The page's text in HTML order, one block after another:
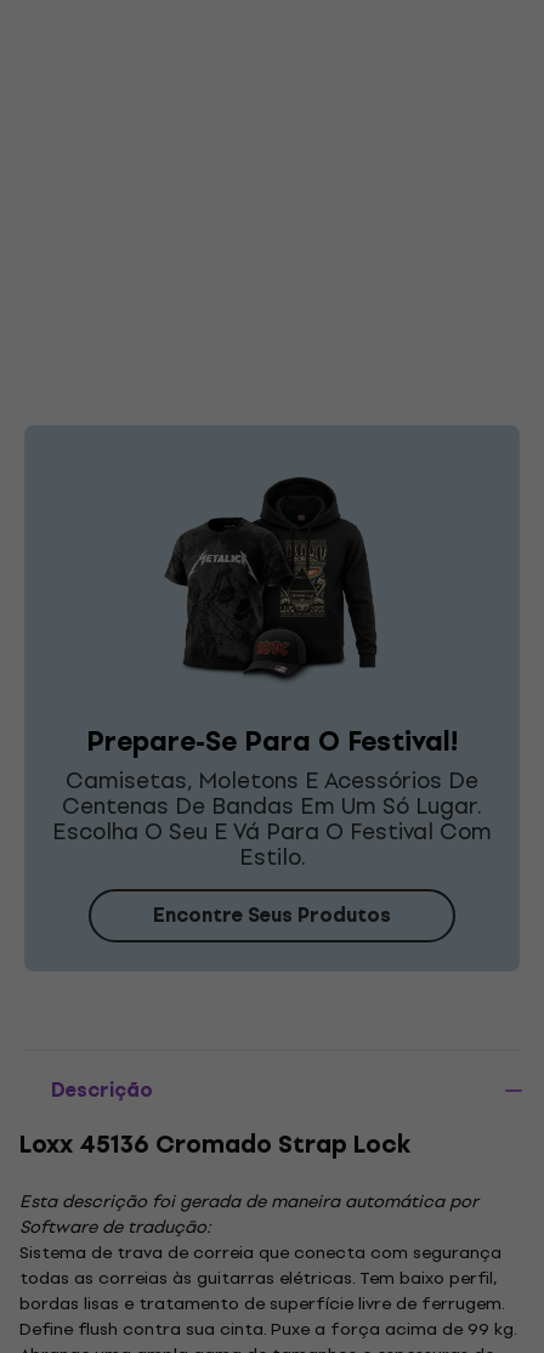
Prepare-Se Para O Festival!
Camisetas, Moletons E Acessórios De
Centenas De Bandas Em Um Só Lugar.
Escolha O Seu E Vá Para O Festival Com
Estilo.
Encontre Seus Produtos
Descrição
Loxx 45136 Cromado Strap Lock
Esta descrição foi gerada de maneira automática por
Software de tradução:
Sistema de trava de correia que conecta com segurança
todas as correias às guitarras elétricas. Tem baixo perfil,
bordas lisas e tratamento de superfície livre de ferrugem.
Define flush contra sua cinta. Puxe a força acima de 99 kg.